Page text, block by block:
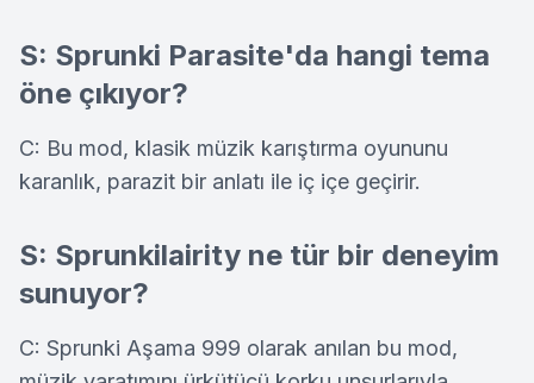
S: Sprunki Parasite'da hangi tema
öne çıkıyor?
C: Bu mod, klasik müzik karıştırma oyununu
karanlık, parazit bir anlatı ile iç içe geçirir.
S: Sprunkilairity ne tür bir deneyim
sunuyor?
C: Sprunki Aşama 999 olarak anılan bu mod,